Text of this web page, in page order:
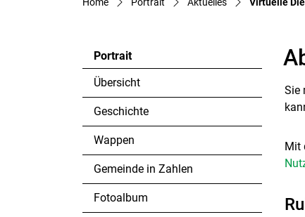
Portrait
Übersicht
Geschichte
Wappen
Gemeinde in Zahlen
Fotoalbum
Sie
Mit